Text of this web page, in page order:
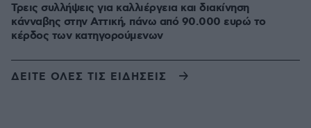
Τρεις συλλήψεις για καλλιέργεια και διακίνηση
κάνναβης στην Αττική, πάνω από 90.000 ευρώ το
κέρδος των κατηγορούμενων
ΔΕΙΤΕ ΟΛΕΣ ΤΙΣ ΕΙΔΗΣΕΙΣ